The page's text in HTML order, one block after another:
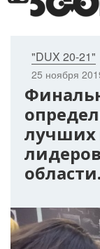
25 ноября
"DUX 20-21"